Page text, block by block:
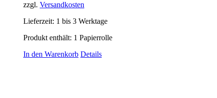
zzgl. Versandkosten
Lieferzeit: 1 bis 3 Werktage
Produkt enthält: 1 Papierrolle
In den Warenkorb Details